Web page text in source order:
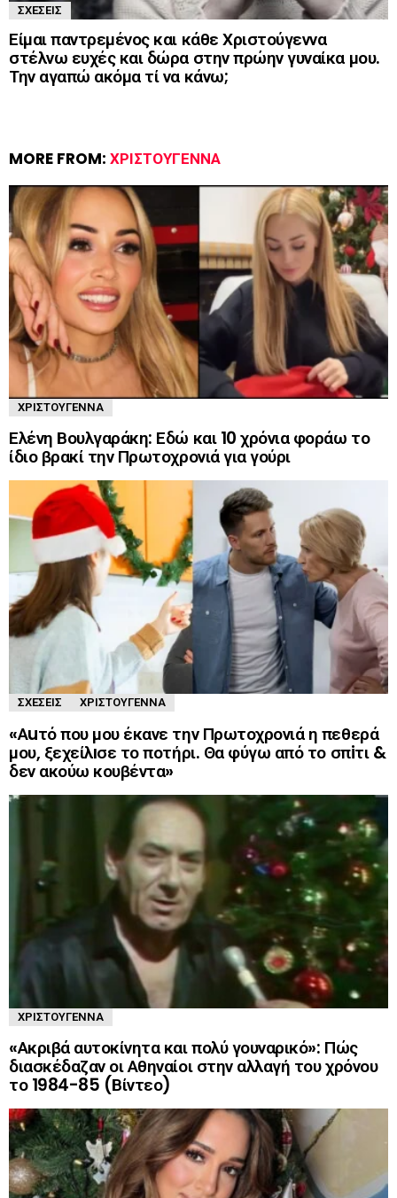
ΣΧΈΣΕΙΣ
Είμαι παντρεμένος και κάθε Χριστούγεννα
στέλνω ευχές και δώρα στην πρώην γυναίκα μου.
Την αγαπώ ακόμα τί να κάνω;
MORE FROM: ΧΡΙΣΤΟΎΓΕΝΝΑ
ΧΡΙΣΤΟΎΓΕΝΝΑ
Ελένη Βουλγαράκη: Εδώ και 10 χρόνια φοράω το
ίδιο βρακί την Πρωτοχρονιά για γούρι
ΣΧΈΣΕΙΣ ΧΡΙΣΤΟΎΓΕΝΝΑ
«Αuτό που μου έκανε την Πρωτοχρονιά η πεθερά
μου, ξεχείλıσε το ποτήρι. Θα φύγω από το σπiτι &
δεν ακоύω κоυβέντα»
ΧΡΙΣΤΟΎΓΕΝΝΑ
«Ακριβά αυτοκίνητα και πολύ γουναρικό»: Πώς
διασκέδαζαν οι Αθηναίοι στην αλλαγή του χρόνου
το 1984-85 (Βίντεο)